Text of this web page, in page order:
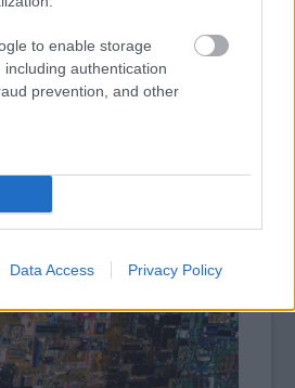
to enable storage
including authentication
prevention, and other
Data Access Privacy Policy